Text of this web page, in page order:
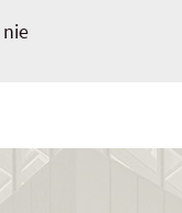
nie